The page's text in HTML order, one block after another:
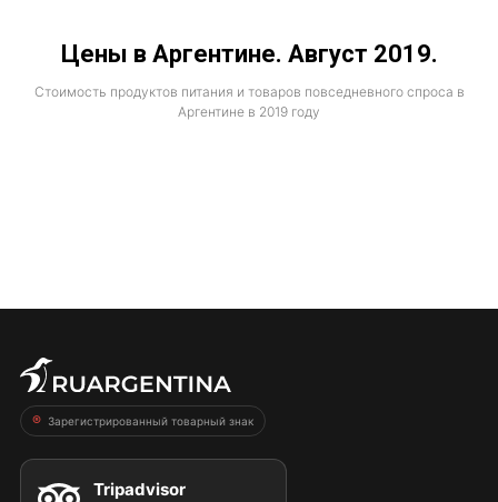
Цены в Аргентине. Август 2019.
Стоимость продуктов питания и товаров повседневного спроса в
Аргентине в 2019 году
Зарегистрированный товарный знак
Tripadvisor